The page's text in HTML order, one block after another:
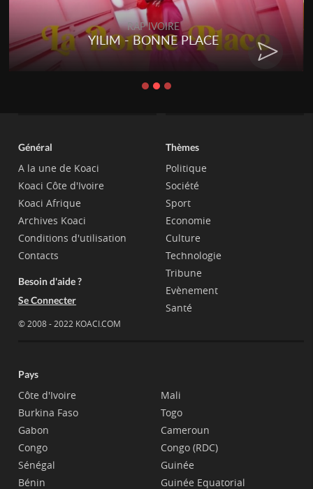
RAP IVOIRE
YILIM - BONNE PLACE
Général
A la une de Koaci
Koaci Côte d'Ivoire
Koaci Afrique
Archives Koaci
Conditions d'utilisation
Contacts
Besoin d'aide ?
Se Connecter
© 2008 - 2022 KOACI.COM
Thèmes
Politique
Société
Sport
Economie
Culture
Technologie
Tribune
Evènement
Santé
Pays
Côte d'Ivoire
Burkina Faso
Gabon
Congo
Sénégal
Bénin
Mali
Togo
Cameroun
Congo (RDC)
Guinée
Guinée Equatorial